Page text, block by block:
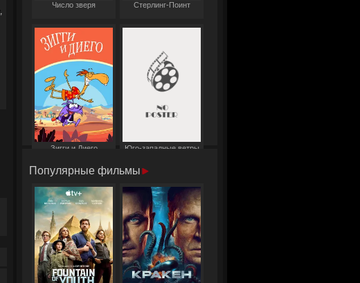
Число зверя Стерлинг-Поинт
Зигги и Диего Юго-западные ветры
Популярные фильмы